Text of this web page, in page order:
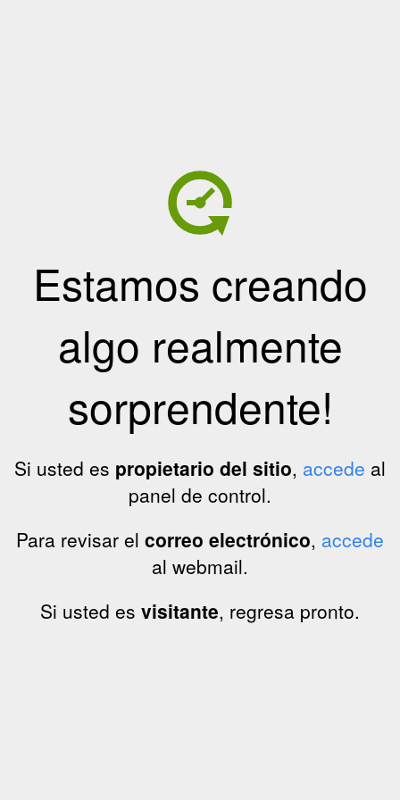
Estamos creando
algo realmente
sorprendente!
Si usted es propietario del sitio, accede al
panel de control.
Para revisar el correo electrónico, accede
al webmail.
Si usted es visitante, regresa pronto.